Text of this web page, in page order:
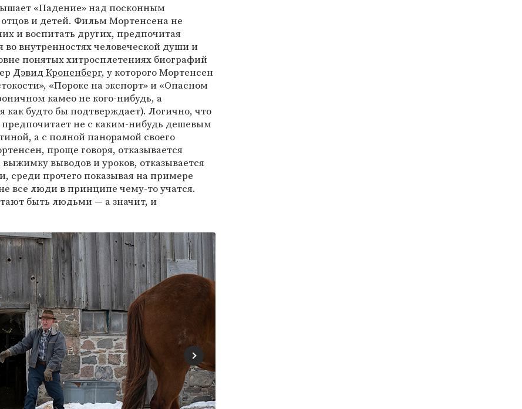
«Падение» над посконным
и детей. Фильм Мортенсена не
и воспитать других, предпочитая
во внутренностях человеческой души и
понятых хитросплетениях биографий
Дэвид Кроненберг, у которого Мортенсен
«Пороке на экспорт» и «Опасном
камео не кого-нибудь, а
как будто бы подтверждает). Логично, что
предпочитает не с каким-нибудь дешевым
а с полной панорамой своего
проще говоря, отказывается
выводов и уроков, отказывается
среди прочего показывая на примере
все люди в принципе чему-то учатся.
быть людьми — а значит, и